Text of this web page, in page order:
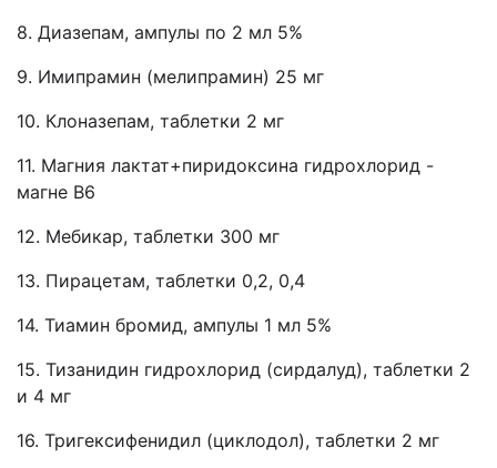
8. Диазепам, ампулы по 2 мл 5%
9. Имипрамин (мелипрамин) 25 мг
10. Клоназепам, таблетки 2 мг
11. Магния лактат+пиридоксина гидрохлорид -
магне В6
12. Мебикар, таблетки 300 мг
13. Пирацетам, таблетки 0,2, 0,4
14. Тиамин бромид, ампулы 1 мл 5%
15. Тизанидин гидрохлорид (сирдалуд), таблетки 2
и 4 мг
16. Тригексифенидил (циклодол), таблетки 2 мг